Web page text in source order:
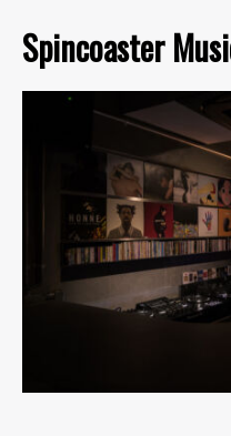
Spincoaster